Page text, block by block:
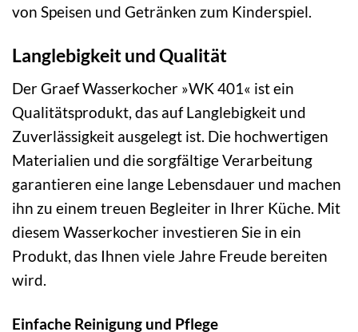
von Speisen und Getränken zum Kinderspiel.
Langlebigkeit und Qualität
Der Graef Wasserkocher »WK 401« ist ein
Qualitätsprodukt, das auf Langlebigkeit und
Zuverlässigkeit ausgelegt ist. Die hochwertigen
Materialien und die sorgfältige Verarbeitung
garantieren eine lange Lebensdauer und machen
ihn zu einem treuen Begleiter in Ihrer Küche. Mit
diesem Wasserkocher investieren Sie in ein
Produkt, das Ihnen viele Jahre Freude bereiten
wird.
Einfache Reinigung und Pflege